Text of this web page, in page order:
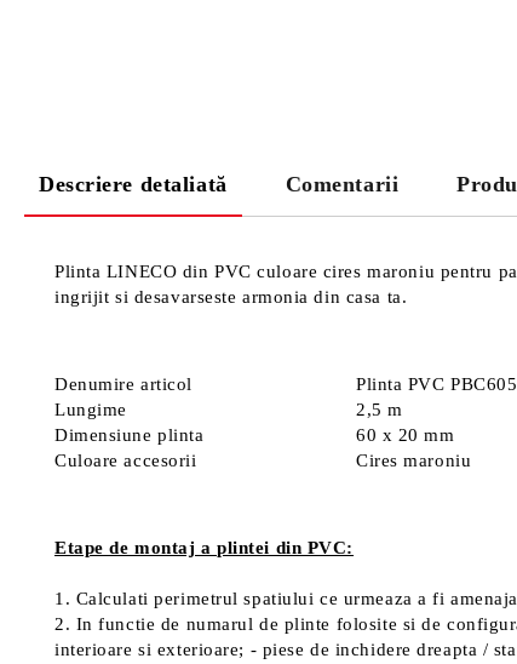
Descriere detaliată Comentarii
Plinta LINECO din PVC culoare cires maroniu pentru
ingrijit si desavarseste armonia din casa ta.
Denumire articol
Plinta PVC
Lungime
2,5 m
Dimensiune plinta
60 x 20 mm
Culoare accesorii
Cires maroniu
Etape de montaj a plintei din PVC:
1. Calculati perimetrul spatiului ce urmeaza a fi
2. In functie de numarul de plinte folosite si de
interioare si exterioare; - piese de inchidere dreapta /